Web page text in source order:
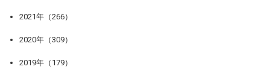
2021年（266）
2020年（309）
2019年（179）